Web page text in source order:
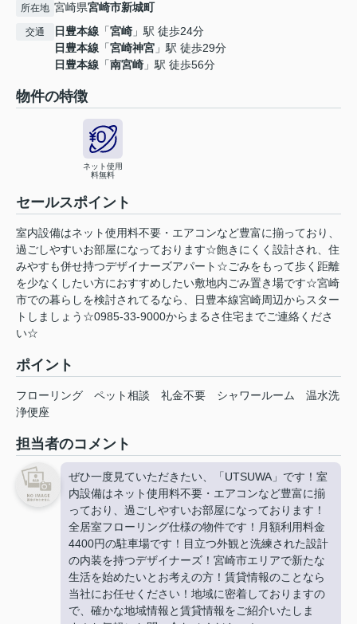
所在地 宮崎県宮崎市新城町
交通 日豊本線 「宮崎 」駅 徒歩24分
日豊本線 「宮崎神宮 」駅 徒歩29分
日豊本線 「南宮崎 」駅 徒歩56分
物件の特徴
ネット使用
料無料
セールスポイント
室内設備はネット使用料不要・エアコンなど豊富に揃っており、
過ごしやすいお部屋になっております☆飽きにくく設計され、住
みやすも併せ持つデザイナーズアパート☆ごみをもって歩く距離
を少なくしたい方におすすめしたい敷地内ごみ置き場です☆宮崎
市での暮らしを検討されてるなら、日豊本線宮崎周辺からスター
トしましょう☆0985-33-9000からまるさ住宅までご連絡くださ
い☆
ポイント
フローリング ペット相談 礼金不要 シャワールーム
温水洗
浄便座
担当者のコメント
ぜひ一度見ていただきたい、「UTSUWA」です！室
内設備はネット使用料不要・エアコンなど豊富に揃
っており、過ごしやすいお部屋になっております！
全居室フローリング仕様の物件です！月額利用料金
4400円の駐車場です！目立つ外観と洗練された設計
の内装を持つデザイナーズ！宮崎市エリアで新たな
生活を始めたいとお考えの方！賃貸情報のことなら
当社にお任せください！地域に密着しておりますの
で、確かな地域情報と賃貸情報をご紹介いたしま